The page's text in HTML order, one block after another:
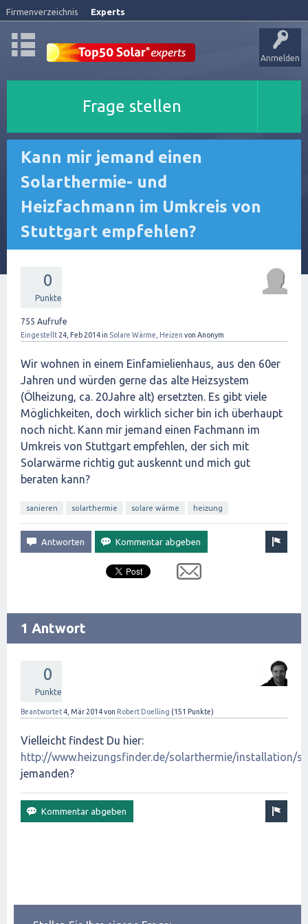
Firmenverzeichnis Experts
Anmelden
Frage stellen
Kann mir jemand einen
Solarthermie- und
Heizfachmann im Umkreis von
Stuttgart empfehlen?
0
Punkte
755 Aufrufe
Eingestellt 24, Feb 2014in Solare Wärme, Heizen von Anonym
Wir wohnen in einem Einfamielienhaus, aus den 60er
Jahren und würden gerne das alte Heizsystem
(Ölheizung, ca. 20Jahre alt) ersetzten. Es gibt viele
Möglichkeiten, doch wirklich sicher bin ich überhaupt
noch nicht. Kann mir jemand einen Fachmann im
Umkreis von Stuttgart empfehlen, der sich mit
Solarwärme richtig gut auskennt und mich gut
beraten kann?
sanieren solarthermie solare wärme heizung
1 Antwort
0
Punkte
Beantwortet4, Mär 2014von Robert Doelling (151 Punkte)
Vielleicht findest Du hier:
http://www.heizungsfinder.de/solarthermie/installation/
jemanden?